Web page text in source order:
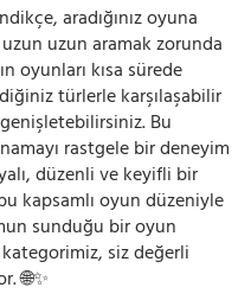
aradığınız oyuna
uzun aramak zorunda
oyunları kısa sürede
türlerle karşılaşabilir
Bu
rastgele bir deneyim
düzenli ve keyifli bir
kapsamlı oyun düzeniyle
sunduğu bir oyun
siz değerli
🌐✨